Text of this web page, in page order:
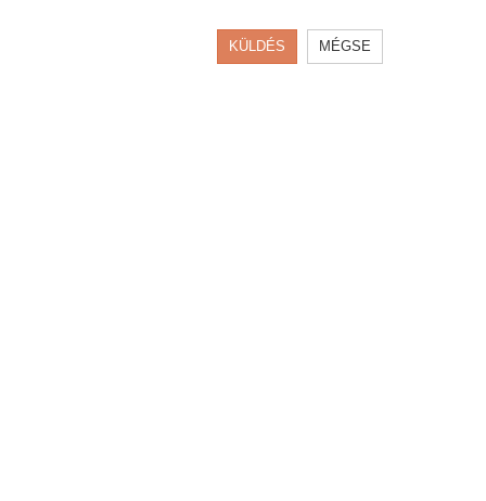
KÜLDÉS MÉGSE